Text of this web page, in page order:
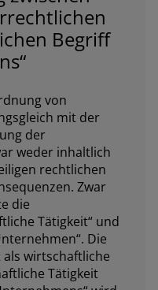
Begriff
von
mit der
der
weder inhaltlich
rechtlichen
Zwar
die
Tätigkeit“ und
Die
wirtschaftliche
Tätigkeit